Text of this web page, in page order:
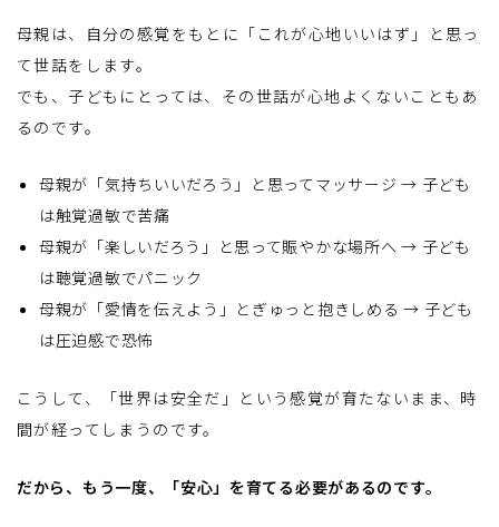
母親は、自分の感覚をもとに「これが心地いいはず」と思っ
て世話をします。
でも、子どもにとっては、その世話が心地よくないこともあ
るのです。
母親が「気持ちいいだろう」と思ってマッサージ → 子ども
は触覚過敏で苦痛
母親が「楽しいだろう」と思って賑やかな場所へ → 子ども
は聴覚過敏でパニック
母親が「愛情を伝えよう」とぎゅっと抱きしめる → 子ども
は圧迫感で恐怖
こうして、「世界は安全だ」という感覚が育たないまま、時
間が経ってしまうのです。
だから、もう一度、「安心」を育てる必要があるのです。